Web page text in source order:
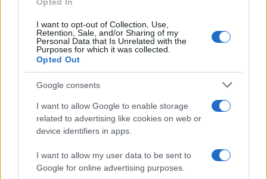
I want to opt-out of Collection, Use,
Retention, Sale, and/or Sharing of my
Personal Data that Is Unrelated with the
Purposes for which it was collected.
Opted Out
Google consents
I want to allow Google to enable storage
related to advertising like cookies on web or
device identifiers in apps.
I want to allow my user data to be sent to
Google for online advertising purposes.
Eszkalálódik a gázai konfliktus, akár
új offenzíva is jöhet
Az izraeli hadsereg nyilatkozata szerint Aviv
Kohavi vezérkari főnök elrendelte, hogy a
gázai határnál állomásozó katonák álljanak
készenlétben a különböző forgatókönyvekre
a régióban.